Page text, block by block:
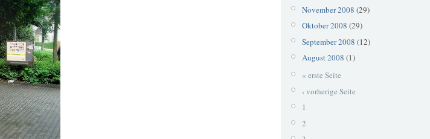
November 2008 (29)
Oktober 2008 (29)
September 2008 (12)
August 2008 (1)
« erste Seite
‹ vorherige Seite
1
2